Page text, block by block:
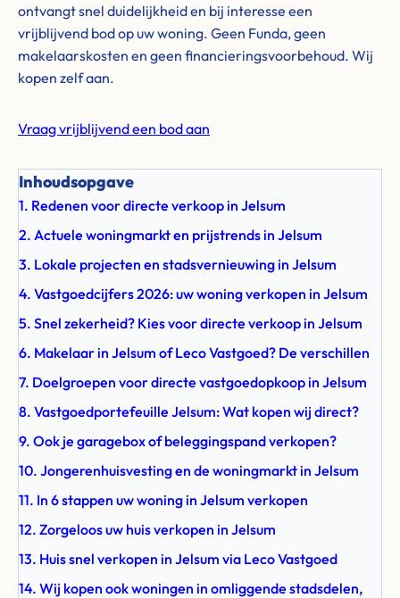
ontvangt snel duidelijkheid en bij interesse een
vrijblijvend bod op uw woning. Geen Funda, geen
makelaarskosten en geen financieringsvoorbehoud. Wij
kopen zelf aan.
Vraag vrijblijvend een bod aan
Inhoudsopgave
1. Redenen voor directe verkoop in Jelsum
2. Actuele woningmarkt en prijstrends in Jelsum
3. Lokale projecten en stadsvernieuwing in Jelsum
4. Vastgoedcijfers 2026: uw woning verkopen in Jelsum
5. Snel zekerheid? Kies voor directe verkoop in Jelsum
6. Makelaar in Jelsum of Leco Vastgoed? De verschillen
7. Doelgroepen voor directe vastgoedopkoop in Jelsum
8. Vastgoedportefeuille Jelsum: Wat kopen wij direct?
9. Ook je garagebox of beleggingspand verkopen?
10. Jongerenhuisvesting en de woningmarkt in Jelsum
11. In 6 stappen uw woning in Jelsum verkopen
12. Zorgeloos uw huis verkopen in Jelsum
13. Huis snel verkopen in Jelsum via Leco Vastgoed
14. Wij kopen ook woningen in omliggende stadsdelen,